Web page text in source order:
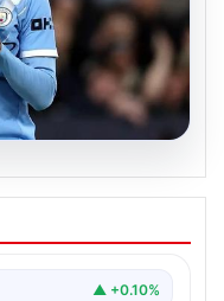
dev isim!
Tijjani
▲ +0.10%